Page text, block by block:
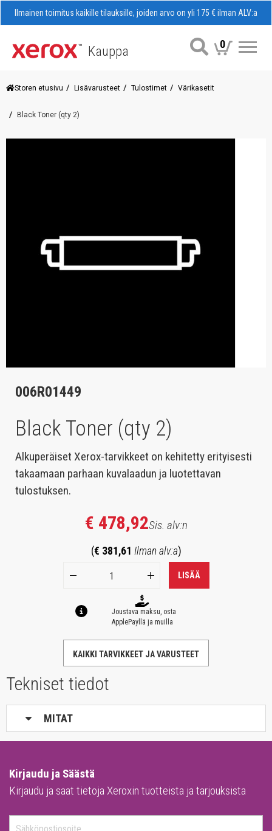
Ilmainen toimitus kaikille tilauksille, joiden arvo on yli 175 € ilman ALV:a
Kauppa 0
Storen etusivu Lisävarusteet Tulostimet Värikasetit
Black Toner (qty 2)
006R01449
Black Toner (qty 2)
Alkuperäiset Xerox-tarvikkeet on kehitetty erityisesti
takaamaan parhaan kuvalaadun ja luotettavan
tulostuksen.
€ 478,92Sis. alv:n
(€ 381,61 Ilman alv:a)
LISÄÄ
Joustava maksu, osta
ApplePayllä ja muilla
KAIKKI TARVIKKEET JA VARUSTEET
Tekniset tiedot
MITAT
Kirjaudu ja Säästä
Kirjaudu ja saat tietoja Xeroxin tuotteista ja tarjouksista